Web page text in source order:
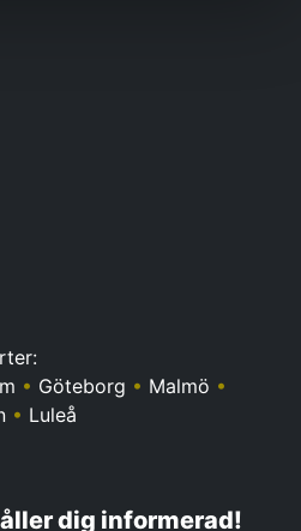
• Göteborg • Malmö •
• Luleå
dig informerad!